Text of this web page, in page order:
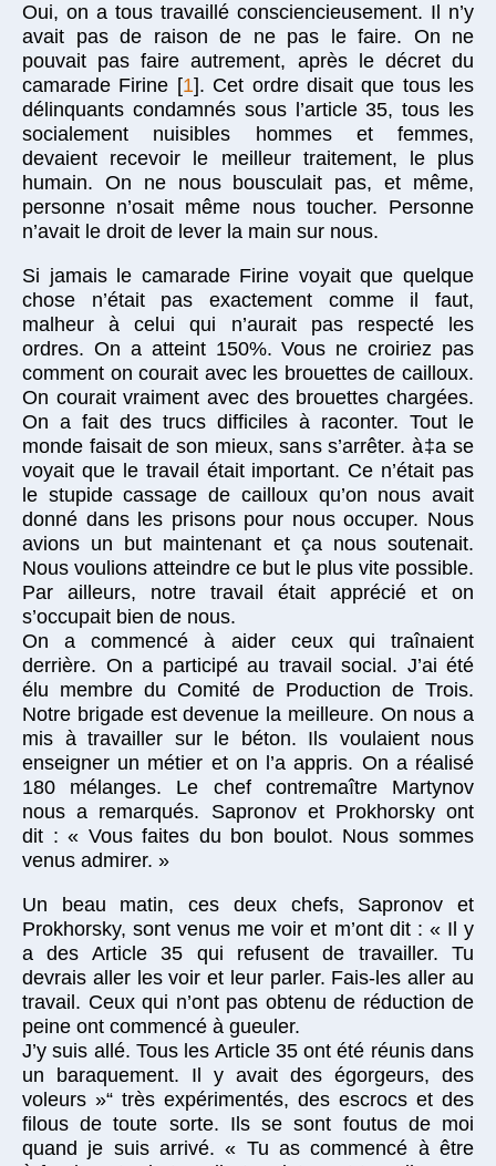
Oui, on a tous travaillé consciencieusement. Il n’y
avait pas de raison de ne pas le faire. On ne
pouvait pas faire autrement, après le décret du
camarade Firine [1]. Cet ordre disait que tous les
délinquants condamnés sous l’article 35, tous les
socialement nuisibles hommes et femmes,
devaient recevoir le meilleur traitement, le plus
humain. On ne nous bousculait pas, et même,
personne n’osait même nous toucher. Personne
n’avait le droit de lever la main sur nous.
Si jamais le camarade Firine voyait que quelque
chose n’était pas exactement comme il faut,
malheur à celui qui n’aurait pas respecté les
ordres. On a atteint 150%. Vous ne croiriez pas
comment on courait avec les brouettes de cailloux.
On courait vraiment avec des brouettes chargées.
On a fait des trucs difficiles à raconter. Tout le
monde faisait de son mieux, sans s’arrêter. à‡a se
voyait que le travail était important. Ce n’était pas
le stupide cassage de cailloux qu’on nous avait
donné dans les prisons pour nous occuper. Nous
avions un but maintenant et ça nous soutenait.
Nous voulions atteindre ce but le plus vite possible.
Par ailleurs, notre travail était apprécié et on
s’occupait bien de nous.
On a commencé à aider ceux qui traînaient
derrière. On a participé au travail social. J’ai été
élu membre du Comité de Production de Trois.
Notre brigade est devenue la meilleure. On nous a
mis à travailler sur le béton. Ils voulaient nous
enseigner un métier et on l’a appris. On a réalisé
180 mélanges. Le chef contremaître Martynov
nous a remarqués. Sapronov et Prokhorsky ont
dit : « Vous faites du bon boulot. Nous sommes
venus admirer. »
Un beau matin, ces deux chefs, Sapronov et
Prokhorsky, sont venus me voir et m’ont dit : « Il y
a des Article 35 qui refusent de travailler. Tu
devrais aller les voir et leur parler. Fais-les aller au
travail. Ceux qui n’ont pas obtenu de réduction de
peine ont commencé à gueuler.
J’y suis allé. Tous les Article 35 ont été réunis dans
un baraquement. Il y avait des égorgeurs, des
voleurs »“ très expérimentés, des escrocs et des
filous de toute sorte. Ils se sont foutus de moi
quand je suis arrivé. « Tu as commencé à être